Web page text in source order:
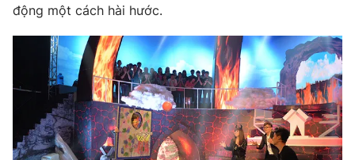
Ðiện thoại Thời báo VTV:024.66 897 897
Liên hệ quảng cáo:024-7300.7108
động một cách hài hước.